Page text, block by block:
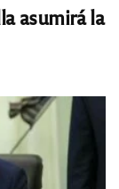
asumirá la